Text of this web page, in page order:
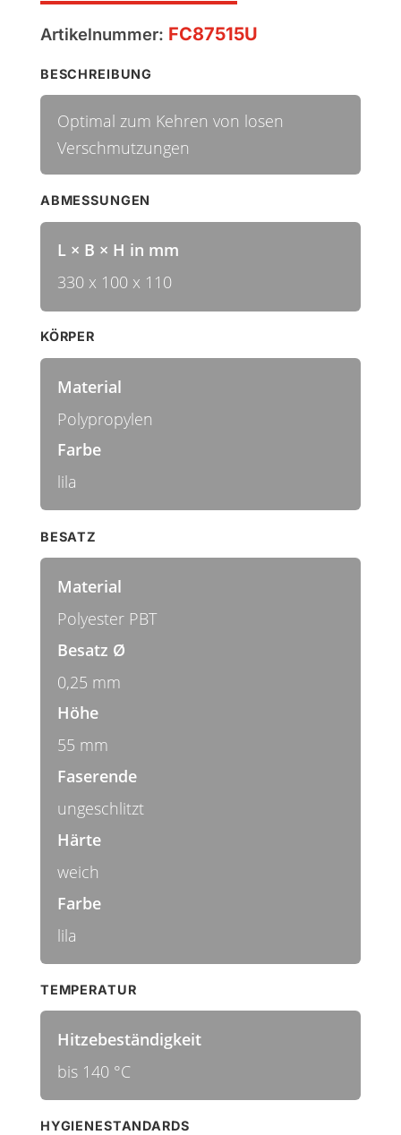
Artikelnummer: FC87515U
BESCHREIBUNG
Optimal zum Kehren von losen
Verschmutzungen
ABMESSUNGEN
L × B × H in mm
330 x 100 x 110
KÖRPER
Material
Polypropylen
Farbe
lila
BESATZ
Material
Polyester PBT
Besatz Ø
0,25 mm
Höhe
55 mm
Faserende
ungeschlitzt
Härte
weich
Farbe
lila
TEMPERATUR
Hitzebeständigkeit
bis 140 °C
HYGIENESTANDARDS